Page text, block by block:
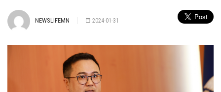
NEWSLIFEMN 2024-01-31